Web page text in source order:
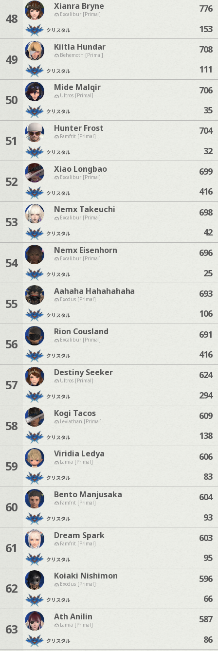
48
Xianra Bryne
Excalibur [Primal]
クリスタル
776
153
49
Kiitla Hundar
Behemoth [Primal]
クリスタル
708
111
50
Mide Malqir
Ultros [Primal]
クリスタル
706
35
51
Hunter Frost
Famfrit [Primal]
クリスタル
704
32
52
Xiao Longbao
Excalibur [Primal]
クリスタル
699
416
53
Nemx Takeuchi
Excalibur [Primal]
クリスタル
698
42
54
Nemx Eisenhorn
Excalibur [Primal]
クリスタル
696
25
55
Aahaha Hahahahaha
Exodus [Primal]
クリスタル
693
106
56
Rion Cousland
Excalibur [Primal]
クリスタル
691
416
57
Destiny Seeker
Ultros [Primal]
クリスタル
624
294
58
Kogi Tacos
Leviathan [Primal]
クリスタル
609
138
59
Viridia Ledya
Lamia [Primal]
クリスタル
606
83
60
Bento Manjusaka
Famfrit [Primal]
クリスタル
604
93
61
Dream Spark
Famfrit [Primal]
クリスタル
603
95
62
Koiaki Nishimon
Exodus [Primal]
クリスタル
596
66
63
Ath Anilin
Lamia [Primal]
クリスタル
587
86